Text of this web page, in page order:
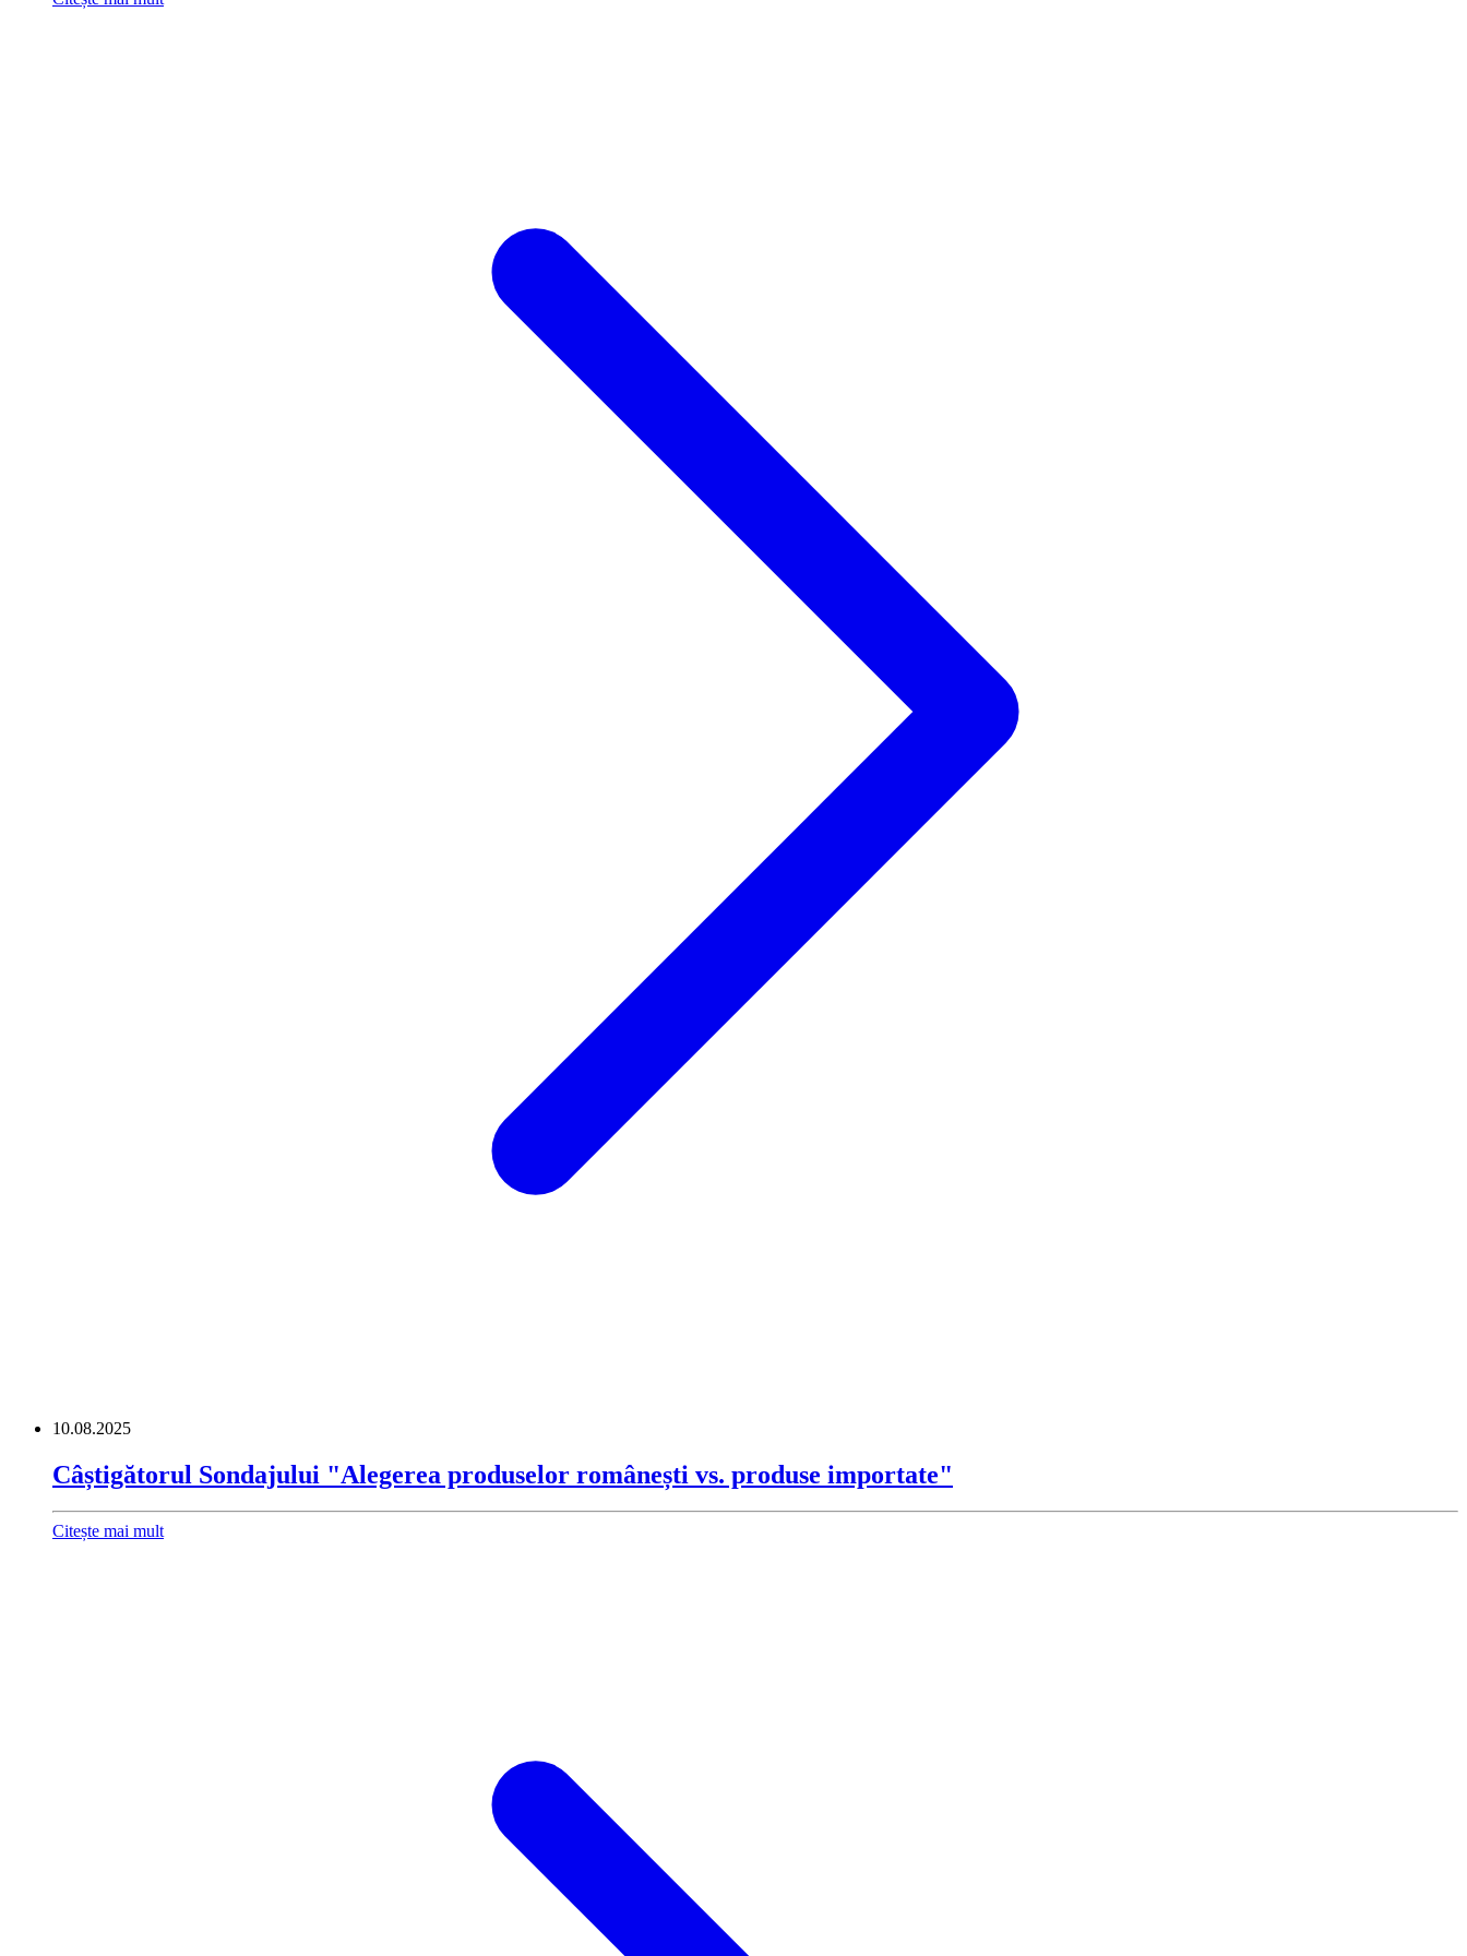
10.08.2025
Câștigătorul Sondajului "Alegerea produselor românești vs. produse importate"
Citește mai mult